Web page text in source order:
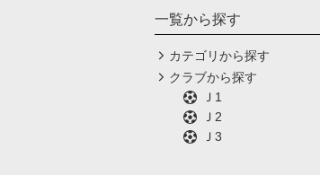
一覧から探す
カテゴリから探す
クラブから探す
Ｊ1
Ｊ2
Ｊ3